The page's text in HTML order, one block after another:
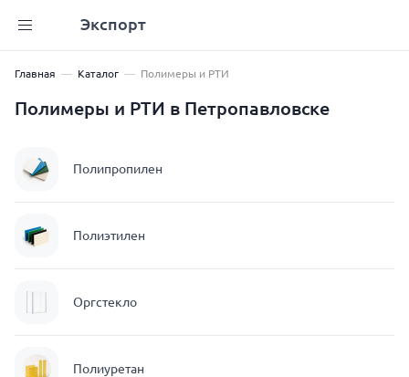
Экспорт
Главная Каталог Полимеры и РТИ
Полимеры и РТИ в Петропавловске
Полипропилен
Полиэтилен
Оргстекло
Полиуретан